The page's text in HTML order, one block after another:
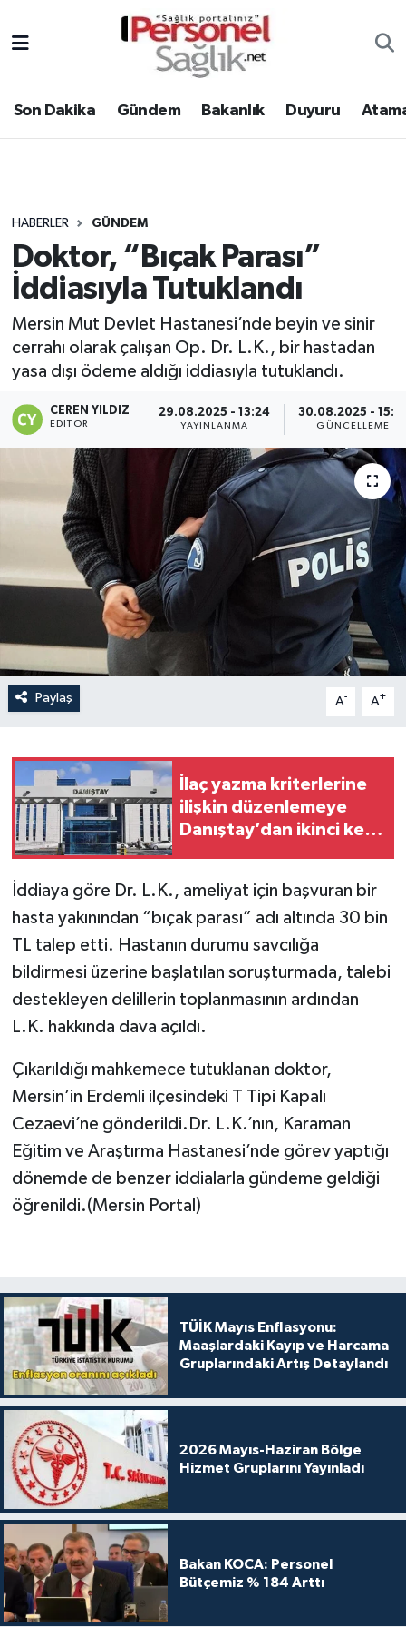
Son Dakika Gündem Bakanlık Duyuru
HABERLER GÜNDEM
Doktor, “Bıçak Parası”
İddiasıyla Tutuklandı
Mersin Mut Devlet Hastanesi’nde beyin ve sinir
cerrahı olarak çalışan Op. Dr. L.K., bir hastadan
yasa dışı ödeme aldığı iddiasıyla tutuklandı.
CEREN YILDIZ
EDITÖR
29.08.2025 - 13:24
YAYINLANMA
30.08.2025 -
GÜNCELLEME
Paylaş A- A+
İlaç yazma kriterlerine
ilişkin düzenlemeye
Danıştay’dan ikinci kez
İddiaya göre Dr. L.K., ameliyat için başvuran bir
hasta yakınından “bıçak parası” adı altında 30 bin
TL talep etti. Hastanın durumu savcılığa
bildirmesi üzerine başlatılan soruşturmada, talebi
destekleyen delillerin toplanmasının ardından
L.K. hakkında dava açıldı.
Çıkarıldığı mahkemece tutuklanan doktor,
Mersin’in Erdemli ilçesindeki T Tipi Kapalı
Cezaevi’ne gönderildi.Dr. L.K.’nın, Karaman
Eğitim ve Araştırma Hastanesi’nde görev yaptığı
dönemde de benzer iddialarla gündeme geldiği
öğrenildi.(Mersin Portal)
TÜİK Mayıs Enflasyonu:
Maaşlardaki Kayıp ve Harcama
Gruplarındaki Artış Detaylandı
2026 Mayıs-Haziran Bölge
Hizmet Gruplarını Yayınladı
Bakan KOCA: Personel
Bütçemiz % 184 Arttı
Gündem
Atamalar
Mevzuat
Sendika
Nöbetçi Eczaneler
Hava Durumu
Tüm Manşetler
Son Dakika Haberleri
Haber Arşivi